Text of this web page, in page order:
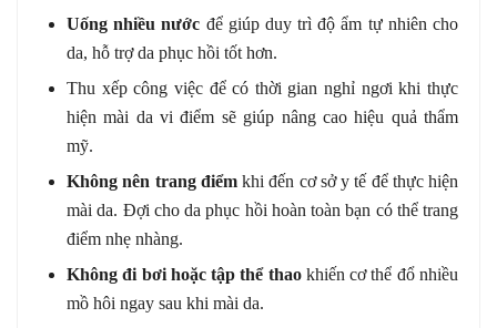
Uống nhiều nước để giúp duy trì độ ẩm tự nhiên cho
da, hỗ trợ da phục hồi tốt hơn.
Thu xếp công việc để có thời gian nghỉ ngơi khi thực
hiện mài da vi điểm sẽ giúp nâng cao hiệu quả thẩm
mỹ.
Không nên trang điểmkhi đến cơ sở y tế để thực hiện
mài da. Đợi cho da phục hồi hoàn toàn bạn có thể trang
điểm nhẹ nhàng.
Không đi bơi hoặc tập thể thaokhiến cơ thể đổ nhiều
mồ hôi ngay sau khi mài da.